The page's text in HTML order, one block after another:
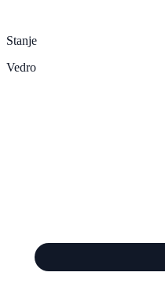
Stanje
Vedro